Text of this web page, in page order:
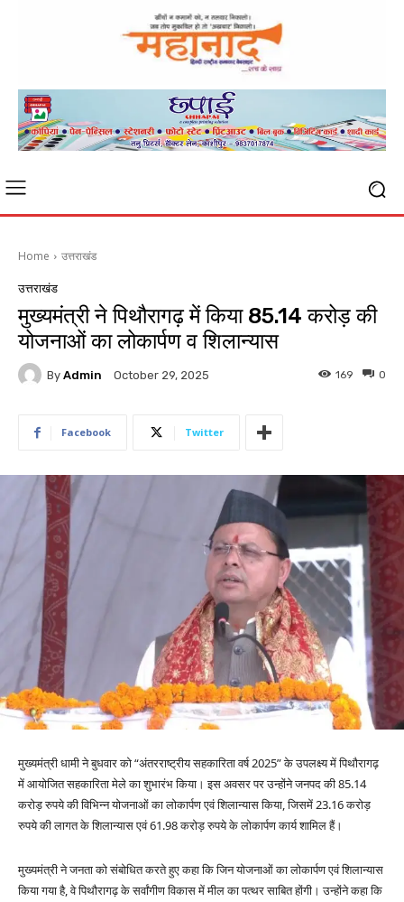
Home उत्तराखंड
उत्तराखंड
मुख्यमंत्री ने पिथौरागढ़ में किया 85.14 करोड़ की
योजनाओं का लोकार्पण व शिलान्यास
By Admin October 29, 2025 0
169
Facebook Twitter
मुख्यमंत्री धामी ने बुधवार को “अंतरराष्ट्रीय सहकारिता वर्ष 2025” के उपलक्ष्य में पिथौरागढ़
में आयोजित सहकारिता मेले का शुभारंभ किया। इस अवसर पर उन्होंने जनपद की 85.14
करोड़ रुपये की विभिन्न योजनाओं का लोकार्पण एवं शिलान्यास किया, जिसमें 23.16 करोड़
रुपये की लागत के शिलान्यास एवं 61.98 करोड़ रुपये के लोकार्पण कार्य शामिल हैं।
मुख्यमंत्री ने जनता को संबोधित करते हुए कहा कि जिन योजनाओं का लोकार्पण एवं शिलान्यास
किया गया है, वे पिथौरागढ़ के सर्वांगीण विकास में मील का पत्थर साबित होंगी। उन्होंने कहा कि